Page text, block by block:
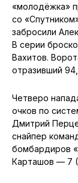
«молодёжка»
со
забросили
В серии
Вахитов.
отразивший
Четверо
очков по
Дмитрий
снайпер
бомбардиров
Карташов — 7